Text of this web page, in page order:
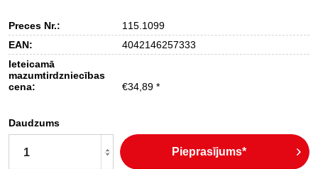
Preces Nr.:
115.1099
EAN:
4042146257333
Ieteicamā
mazumtirdzniecības
cena:
€34,89 *
Daudzums
Pieprasījums*